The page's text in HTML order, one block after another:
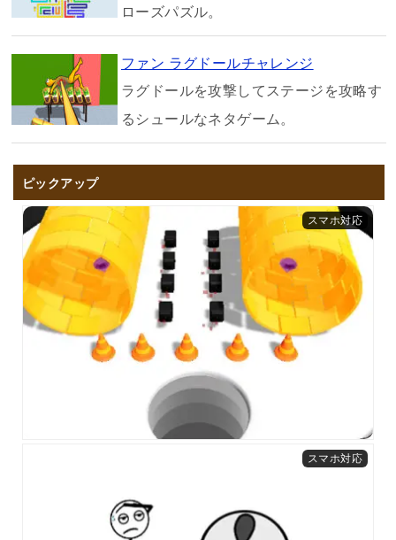
ローズパズル。
ファン ラグドールチャレンジ
ラグドールを攻撃してステージを攻略す
るシュールなネタゲーム。
ピックアップ